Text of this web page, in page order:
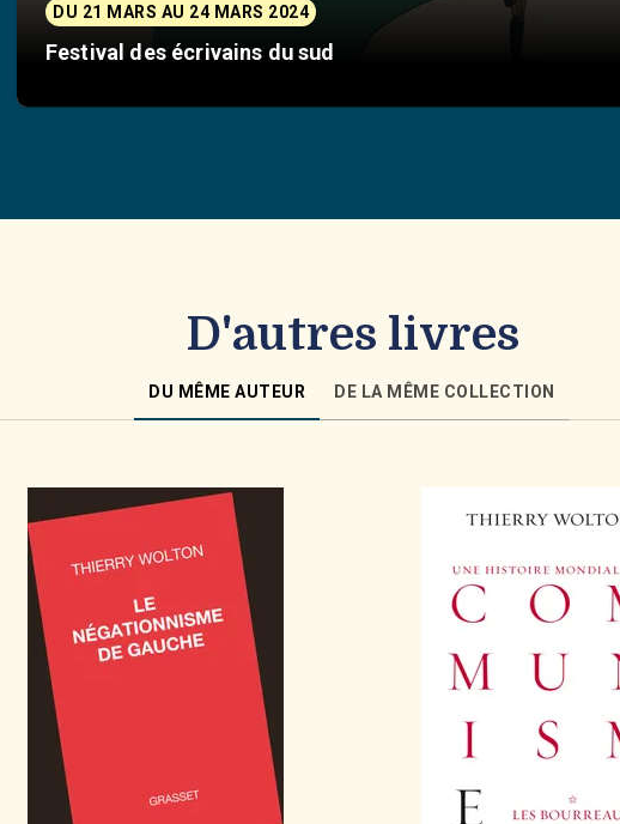
DU 21 MARS AU 24 MARS 2024
Festival des écrivains du sud
D'autres livres
DU MÊME AUTEUR DE LA MÊME COLLECTION